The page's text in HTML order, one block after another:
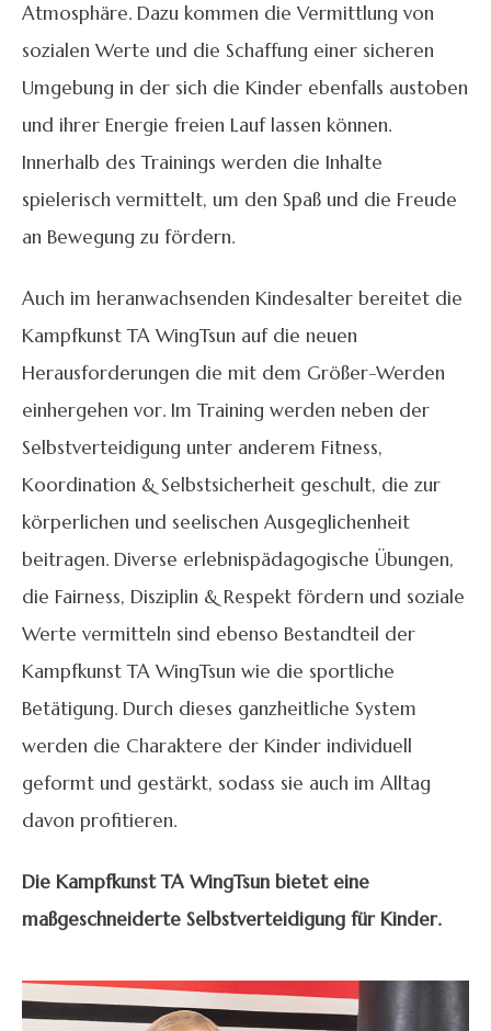
Atmosphäre. Dazu kommen die Vermittlung von
sozialen Werte und die Schaffung einer sicheren
Umgebung in der sich die Kinder ebenfalls austoben
und ihrer Energie freien Lauf lassen können.
Innerhalb des Trainings werden die Inhalte
spielerisch vermittelt, um den Spaß und die Freude
an Bewegung zu fördern.
Auch im heranwachsenden Kindesalter bereitet die
Kampfkunst TA WingTsun auf die neuen
Herausforderungen die mit dem Größer-Werden
einhergehen vor. Im Training werden neben der
Selbstverteidigung unter anderem Fitness,
Koordination & Selbstsicherheit geschult, die zur
körperlichen und seelischen Ausgeglichenheit
beitragen. Diverse erlebnispädagogische Übungen,
die Fairness, Disziplin & Respekt fördern und soziale
Werte vermitteln sind ebenso Bestandteil der
Kampfkunst TA WingTsun wie die sportliche
Betätigung. Durch dieses ganzheitliche System
werden die Charaktere der Kinder individuell
geformt und gestärkt, sodass sie auch im Alltag
davon profitieren.
Die Kampfkunst TA WingTsun bietet eine
maßgeschneiderte Selbstverteidigung für Kinder.